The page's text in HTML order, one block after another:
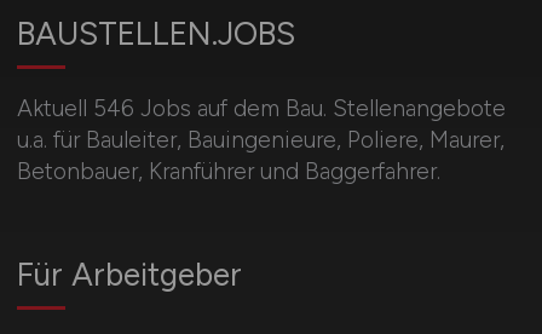
BAUSTELLEN.JOBS
Aktuell 546 Jobs auf dem Bau. Stellenangebote
u.a. für Bauleiter, Bauingenieure, Poliere, Maurer,
Betonbauer, Kranführer und Baggerfahrer.
Für Arbeitgeber